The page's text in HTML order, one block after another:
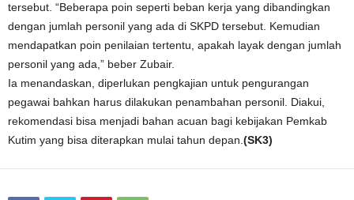
tersebut. “Beberapa poin seperti beban kerja yang dibandingkan
dengan jumlah personil yang ada di SKPD tersebut. Kemudian
mendapatkan poin penilaian tertentu, apakah layak dengan jumlah
personil yang ada,” beber Zubair.
Ia menandaskan, diperlukan pengkajian untuk pengurangan
pegawai bahkan harus dilakukan penambahan personil. Diakui,
rekomendasi bisa menjadi bahan acuan bagi kebijakan Pemkab
Kutim yang bisa diterapkan mulai tahun depan. (SK3)